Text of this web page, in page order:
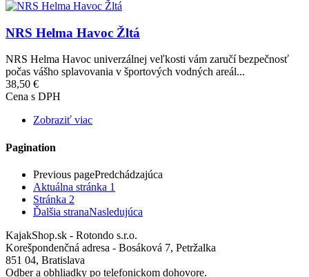
NRS Helma Havoc Žltá
NRS Helma Havoc univerzálnej veľkosti vám zaručí bezpečnosť
počas vášho splavovania v športových vodných areál...
38,50 €
Cena s DPH
Zobraziť viac
Pagination
Previous pagePredchádzajúca
Aktuálna stránka 1
Stránka 2
Ďalšia stranaNasledujúca
KajakShop.sk - Rotondo s.r.o.
Korešpondenčná adresa - Bosáková 7, Petržalka
851 04, Bratislava
Odber a obhliadky po telefonickom dohovore.